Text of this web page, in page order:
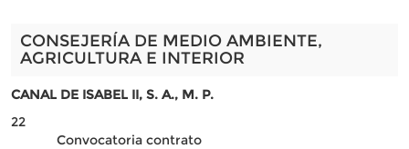
CONSEJERÍA DE MEDIO AMBIENTE,
AGRICULTURA E INTERIOR
CANAL DE ISABEL II, S. A., M. P.
22
Convocatoria contrato